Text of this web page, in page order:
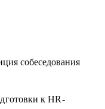
собеседования
к HR-